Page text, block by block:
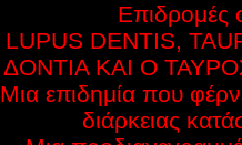
Επιδρομές
LUPUS DENTIS,
ΔΟΝΤΙΑ ΚΑΙ Ο
Μια επιδημία που
διάρκειας